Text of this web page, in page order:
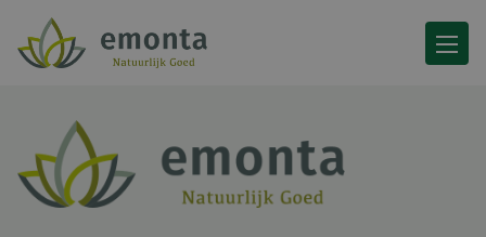
Ga naar de inhoud